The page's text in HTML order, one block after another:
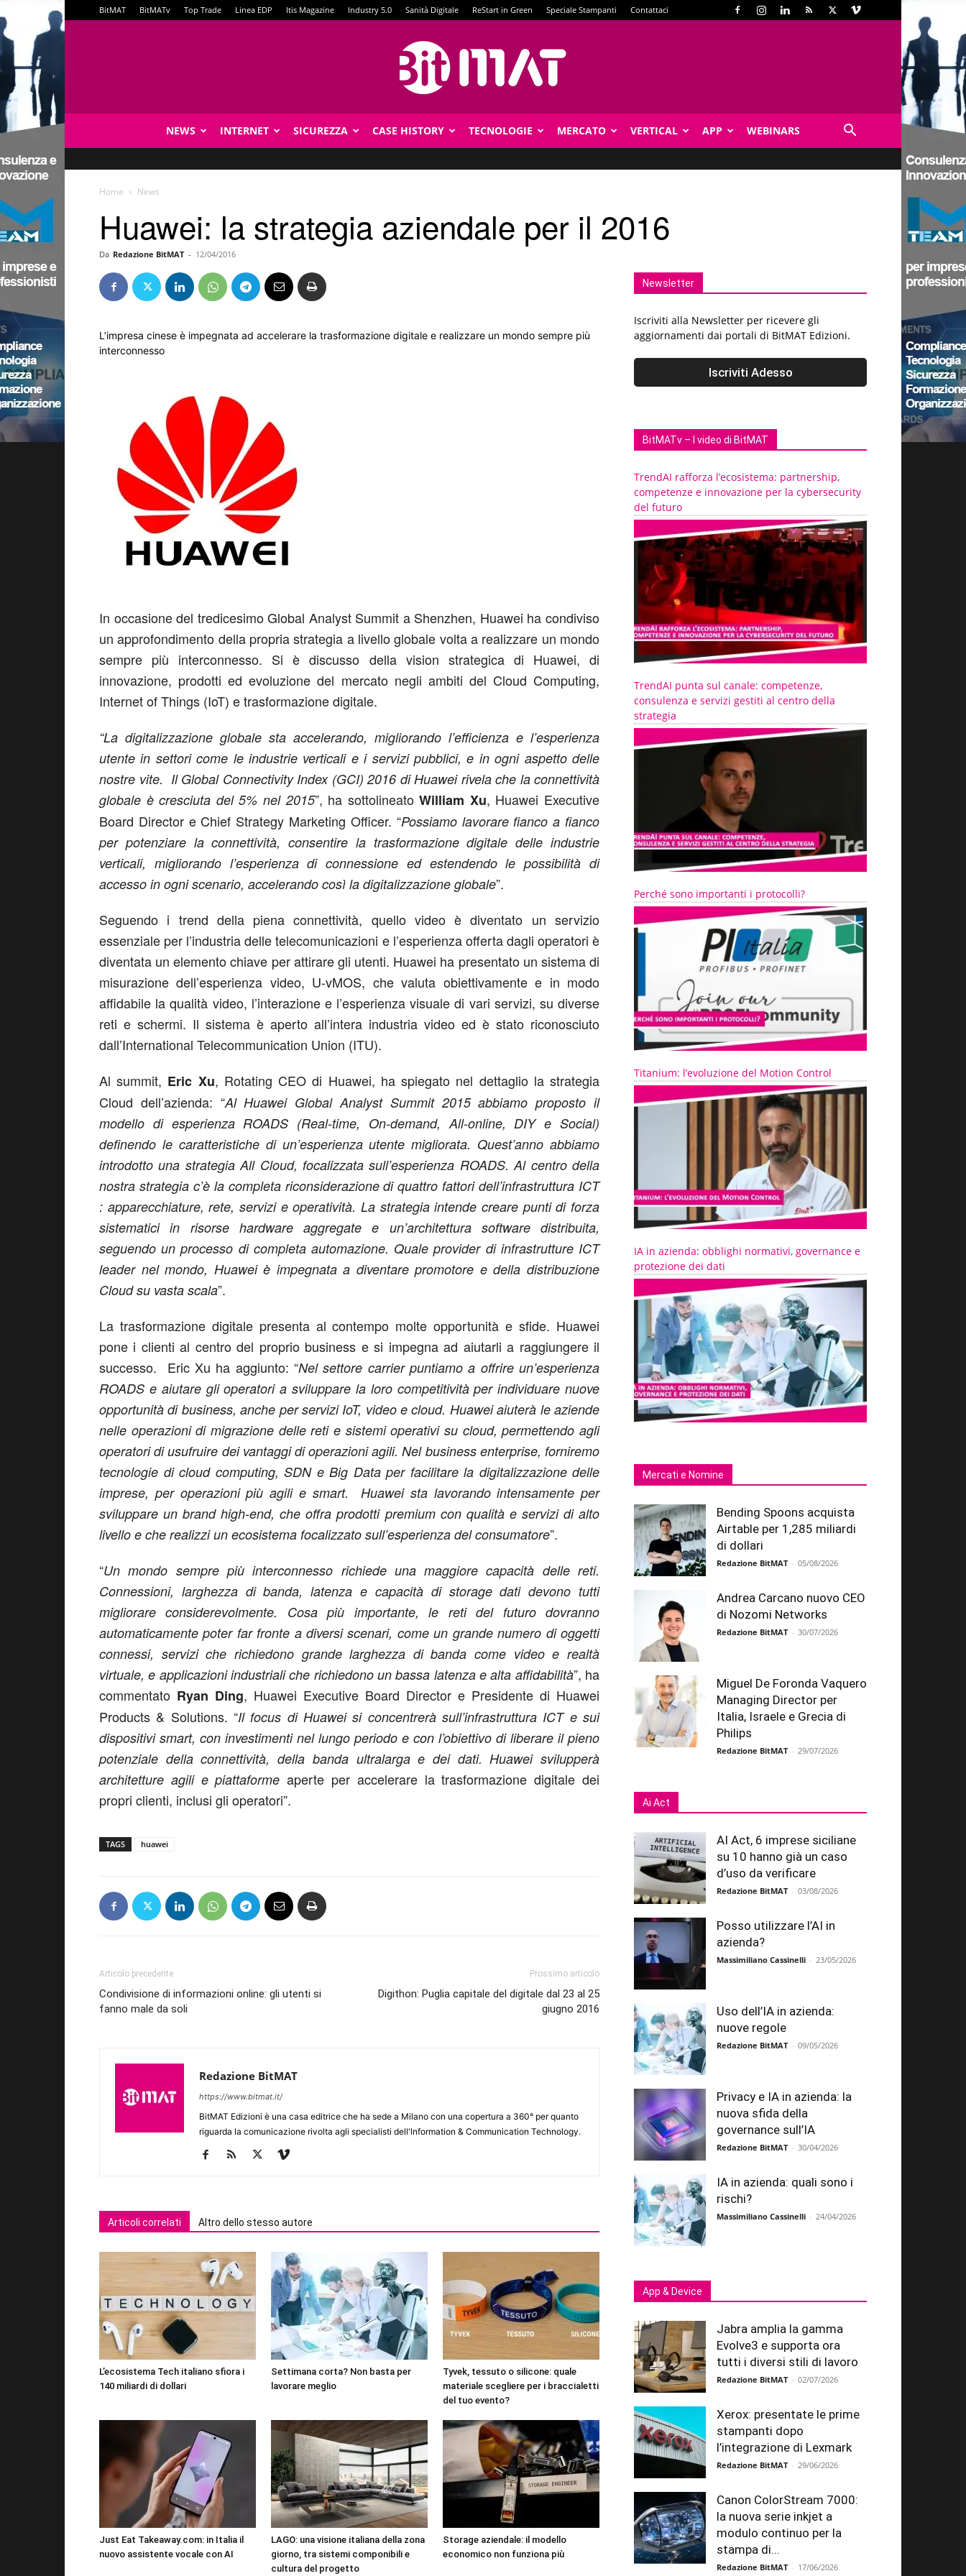
BitMAT BitMATv Top Trade Linea EDP Itis Magazine Industry 5.0 Sanità Digitale ReStart in Green Speciale Stampanti Contattaci
NEWS INTERNET SICUREZZA CASE HISTORY TECNOLOGIE MERCATO VERTICAL APP WEBINARS
Home News
Huawei: la strategia aziendale per il 2016
Da Redazione BitMAT - 12/04/2016
L’impresa cinese è impegnata ad accelerare la trasformazione digitale e realizzare un mondo sempre più
interconnesso
In occasione del tredicesimo Global Analyst Summit a Shenzhen, Huawei ha condiviso
un approfondimento della propria strategia a livello globale volta a realizzare un mondo
sempre più interconnesso. Si è discusso della vision strategica di Huawei, di
innovazione, prodotti ed evoluzione del mercato negli ambiti del Cloud Computing,
Internet of Things (IoT) e trasformazione digitale.
“La digitalizzazione globale sta accelerando, migliorando l’efficienza e l’esperienza
utente in settori come le industrie verticali e i servizi pubblici, e in ogni aspetto delle
nostre vite. Il Global Connectivity Index (GCI) 2016 di Huawei rivela che la connettività
globale è cresciuta del 5% nel 2015”, ha sottolineatoWilliam Xu, Huawei Executive
Board Director e Chief Strategy Marketing Officer. “Possiamo lavorare fianco a fianco
per potenziare la connettività, consentire la trasformazione digitale delle industrie
verticali, migliorando l’esperienza di connessione ed estendendo le possibilità di
accesso in ogni scenario, accelerando così la digitalizzazione globale”.
Seguendo i trend della piena connettività, quello video è diventato un servizio
essenziale per l’industria delle telecomunicazioni e l’esperienza offerta dagli operatori è
diventata un elemento chiave per attirare gli utenti. Huawei ha presentato un sistema di
misurazione dell’esperienza video, U-vMOS, che valuta obiettivamente e in modo
affidabile la qualità video, l’interazione e l’esperienza visuale di vari servizi, su diverse
reti e schermi. Il sistema è aperto all’intera industria video ed è stato riconosciuto
dall’International Telecommunication Union (ITU).
Al summit, Eric Xu, Rotating CEO di Huawei, ha spiegato nel dettaglio la strategia
Cloud dell’azienda: “Al Huawei Global Analyst Summit 2015 abbiamo proposto il
modello di esperienza ROADS (Real-time, On-demand, All-online, DIY e Social)
definendo le caratteristiche di un’esperienza utente migliorata. Quest’anno abbiamo
introdotto una strategia All Cloud, focalizzata sull’esperienza ROADS. Al centro della
nostra strategia c’è la completa riconsiderazione di quattro fattori dell’infrastruttura ICT
: apparecchiature, rete, servizi e operatività. La strategia intende creare punti di forza
sistematici in risorse hardware aggregate e un’architettura software distribuita,
seguendo un processo di completa automazione. Quale provider di infrastrutture ICT
leader nel mondo, Huawei è impegnata a diventare promotore e della distribuzione
Cloud su vasta scala”.
La trasformazione digitale presenta al contempo molte opportunità e sfide. Huawei
pone i clienti al centro del proprio business e si impegna ad aiutarli a raggiungere il
successo. Eric Xu ha aggiunto: “Nel settore carrier puntiamo a offrire un’esperienza
ROADS e aiutare gli operatori a sviluppare la loro competitività per individuare nuove
opportunità di business, anche per servizi IoT, video e cloud. Huawei aiuterà le aziende
nelle operazioni di migrazione delle reti e sistemi operativi su cloud, permettendo agli
operatori di usufruire dei vantaggi di operazioni agili. Nel business enterprise, forniremo
tecnologie di cloud computing, SDN e Big Data per facilitare la digitalizzazione delle
imprese, per operazioni più agili e smart. Huawei sta lavorando intensamente per
sviluppare un brand high-end, che offra prodotti premium con qualità e servizi di alto
livello e che realizzi un ecosistema focalizzato sull’esperienza del consumatore”.
“Un mondo sempre più interconnesso richiede una maggiorecapacità delle reti.
Connessioni, larghezza di banda, latenza e capacità di storage dati devono tutti
migliorare considerevolmente. Cosa più importante, le reti del futuro dovranno
automaticamente poter far fronte a diversi scenari, come un grande numero di oggetti
connessi, servizi che richiedono grande larghezza di banda come video e realtà
virtuale, e applicazioni industriali che richiedono un bassa latenza e alta affidabilità”, ha
commentato Ryan Ding, Huawei Executive Board Director e Presidente di Huawei
Products & Solutions. “Il focus di Huawei si concentrerà sull’infrastruttura ICT e sui
dispositivi smart, con investimenti nel lungo periodo e con l’obiettivo di liberare il pieno
potenziale della connettività, della banda ultralarga e dei dati. Huawei svilupperà
architetture agili e piattaforme aperte per accelerare la trasformazione digitale dei
propri clienti, inclusi gli operatori”.
TAGS huawei
Articolo precedente
Condivisione di informazioni online: gli utenti si
fanno male da soli
Prossimo articolo
Digithon: Puglia capitale del digitale dal 23 al 25
giugno 2016
Redazione BitMAT
https://www.bitmat.it/
BitMAT Edizioni è una casa editrice che ha sede a Milano con una copertura a 360° per quanto
riguarda la comunicazione rivolta agli specialisti dell'lnformation & Communication Technology.
Articoli correlati Altro dello stesso autore
L’ecosistema Tech italiano sfiora i
140 miliardi di dollari
Settimana corta? Non basta per
lavorare meglio
Tyvek, tessuto o silicone: quale
materiale scegliere per i braccialetti
del tuo evento?
Just Eat Takeaway.com: in Italia il
nuovo assistente vocale con AI
LAGO: una visione italiana della zona
giorno, tra sistemi componibili e
cultura del progetto
Storage aziendale: il modello
economico non funziona più
Newsletter
Iscriviti alla Newsletter per ricevere gli
aggiornamenti dai portali di BitMAT Edizioni.
BitMATv – I video di BitMAT
TrendAI rafforza l’ecosistema: partnership,
competenze e innovazione per la cybersecurity
del futuro
TrendAI punta sul canale: competenze,
consulenza e servizi gestiti al centro della
strategia
Perché sono importanti i protocolli?
Titanium: l’evoluzione del Motion Control
IA in azienda: obblighi normativi, governance e
protezione dei dati
Mercati e Nomine
Bending Spoons acquista
Airtable per 1,285 miliardi
di dollari
Redazione BitMAT - 05/08/2026
Andrea Carcano nuovo CEO
di Nozomi Networks
Redazione BitMAT - 30/07/2026
Miguel De Foronda Vaquero
Managing Director per
Italia, Israele e Grecia di
Philips
Redazione BitMAT - 29/07/2026
Ai Act
AI Act, 6 imprese siciliane
su 10 hanno già un caso
d’uso da verificare
Redazione BitMAT - 03/08/2026
Posso utilizzare l’AI in
azienda?
Massimiliano Cassinelli - 23/05/2026
Uso dell’IA in azienda:
nuove regole
Redazione BitMAT - 09/05/2026
Privacy e IA in azienda: la
nuova sfida della
governance sull’IA
Redazione BitMAT - 30/04/2026
IA in azienda: quali sono i
rischi?
Massimiliano Cassinelli - 24/04/2026
App & Device
Jabra amplia la gamma
Evolve3 e supporta ora
tutti i diversi stili di lavoro
Redazione BitMAT - 02/07/2026
Xerox: presentate le prime
stampanti dopo
l’integrazione di Lexmark
Redazione BitMAT - 29/06/2026
Canon ColorStream 7000:
la nuova serie inkjet a
modulo continuo per la
stampa di...
Redazione BitMAT - 17/06/2026